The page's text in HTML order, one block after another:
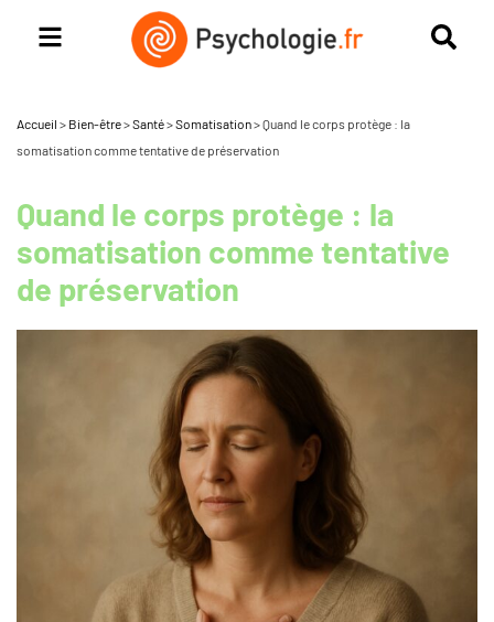
Accueil > Bien-être>Santé>Somatisation>Quand le corps protège : la
somatisation comme tentative de préservation
Quand le corps protège : la
somatisation comme tentative
de préservation